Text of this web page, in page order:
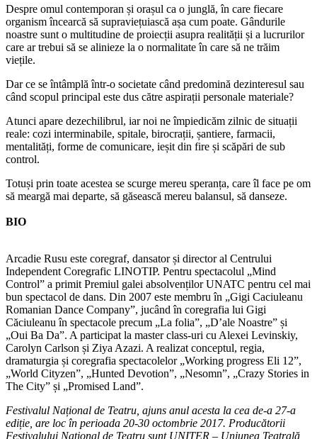
Despre omul contemporan și orașul ca o junglă, în care fiecare
organism încearcă să supraviețuiască așa cum poate. Gândurile
noastre sunt o multitudine de proiecții asupra realității și a lucrurilor
care ar trebui să se alinieze la o normalitate în care să ne trăim
viețile.
Dar ce se întâmplă într-o societate când predomină dezinteresul sau
când scopul principal este dus către aspirații personale materiale?
Atunci apare dezechilibrul, iar noi ne împiedicăm zilnic de situații
reale: cozi interminabile, spitale, birocrații, șantiere, farmacii,
mentalități, forme de comunicare, ieșit din fire și scăpări de sub
control.
Totuși prin toate acestea se scurge mereu speranța, care îl face pe om
să meargă mai departe, să găsească mereu balansul, să danseze.
BIO
Arcadie Rusu este coregraf, dansator și director al Centrului
Independent Coregrafic LINOTIP. Pentru spectacolul „Mind
Control” a primit Premiul galei absolvenților UNATC pentru cel mai
bun spectacol de dans. Din 2007 este membru în „Gigi Caciuleanu
Romanian Dance Company”, jucând în coregrafia lui Gigi
Căciuleanu în spectacole precum „La folia”, „D’ale Noastre” și
„Oui Ba Da”. A participat la master class-uri cu Alexei Levinskiy,
Carolyn Carlson și Ziya Azazi. A realizat conceptul, regia,
dramaturgia și coregrafia spectacolelor „Working progress Eli 12”,
„World Cityzen”, „Hunted Devotion”, „Nesomn”, „Crazy Stories in
The City” și „Promised Land”.
Festivalul Național de Teatru, ajuns anul acesta la cea de-a 27-a
ediție, are loc în perioada 20-30 octombrie 2017. Producătorii
Festivalului Național de Teatru sunt UNITER – Uniunea Teatrală